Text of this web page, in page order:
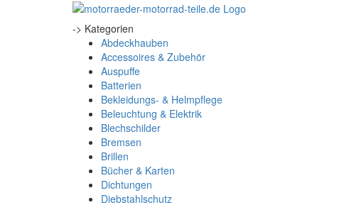
-> Kategorien
Abdeckhauben
Accessoires & Zubehör
Auspuffe
Batterien
Bekleidungs- & Helmpflege
Beleuchtung & Elektrik
Blechschilder
Bremsen
Brillen
Bücher & Karten
Dichtungen
Diebstahlschutz